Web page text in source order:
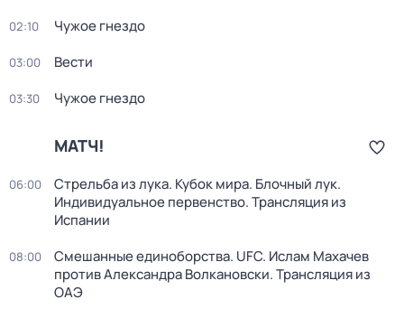
02:10 Чужое гнездо
03:00 Вести
03:30 Чужое гнездо
МАТЧ!
06:00
Стрельба из лука. Кубок мира. Блочный лук.
Индивидуальное первенство. Трансляция из
Испании
08:00
Смешанные единоборства. UFC. Ислам Махачев
против Александра Волкановски. Трансляция из
ОАЭ